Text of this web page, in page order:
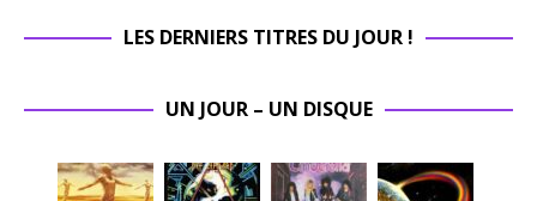
LES DERNIERS TITRES DU JOUR !
UN JOUR – UN DISQUE